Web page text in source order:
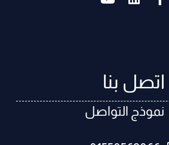
اتصل بنا
نموذج التواصل